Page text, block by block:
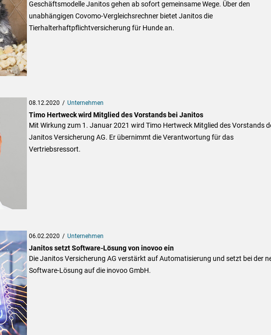
Geschäftsmodelle Janitos gehen ab sofort gemeinsame Wege. Über den
unabhängigen Covomo-Vergleichsrechner bietet Janitos die
Tierhalterhaftpflichtversicherung für Hunde an.
08.12.2020 Unternehmen
Timo Hertweck wird Mitglied des Vorstands bei Janitos
Mit Wirkung zum 1. Januar 2021 wird Timo Hertweck Mitglied des Vorstands
Janitos Versicherung AG. Er übernimmt die Verantwortung für das
Vertriebsressort.
06.02.2020 Unternehmen
Janitos setzt Software-Lösung von inovoo ein
Die Janitos Versicherung AG verstärkt auf Automatisierung und setzt bei der
Software-Lösung auf die inovoo GmbH.